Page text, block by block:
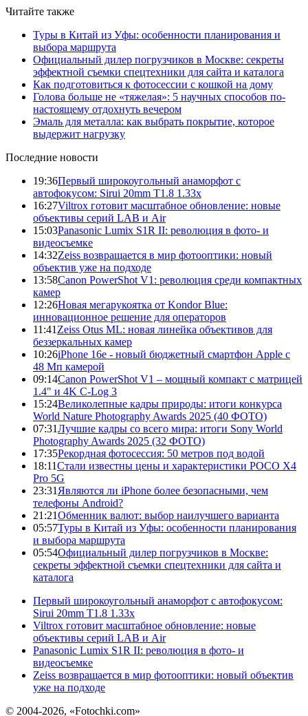
Читайте также
Туры в Китай из Уфы: особенности планирования и
выбора маршрута
Официальный дилер погрузчиков в Москве: секреты
эффектной съемки спецтехники для сайта и каталога
Как подготовиться к фотосессии с кошкой на дому
Голова больше не «тяжелая»: 5 научных способов по-
настоящему отдохнуть вечером
Эмаль для металла: как выбрать покрытие, которое
выдержит нагрузку
Последние новости
19:36Первый широкоугольный анаморфот с
автофокусом: Sirui 20mm T1.8 1.33x
16:27Viltrox готовит масштабное обновление: новые
объективы серий LAB и Air
15:03Panasonic Lumix S1R II: революция в фото- и
видеосъемке
14:32Zeiss возвращается в мир фотооптики: новый
объектив уже на подходе
13:58Canon PowerShot V1: революция среди компактных
камер
12:26Новая мегарукоятка от Kondor Blue:
инновационное решение для операторов
11:41 Zeiss Otus ML: новая линейка объективов для
беззеркальных камер
10:26iPhone 16e - новый бюджетный смартфон Apple с
48 Мп камерой
09:14Canon PowerShot V1 – мощный компакт с матрицей
1.4" и 4K C-Log 3
15:24Великолепные кадры природы: итоги конкурса
World Nature Photography Awards 2025 (40 ФОТО)
07:31Лучшие кадры со всего мира: итоги Sony World
Photography Awards 2025 (32 ФОТО)
17:35Рекордная фотосессия: 50 метров под водой
18:11Стали известны цены и характеристики POCO X4
Pro 5G
23:31 Являются ли iPhone более безопасными, чем
телефоны Android?
21:21Обменник валют: выбор наилучшего варианта
05:57Туры в Китай из Уфы: особенности планирования
и выбора маршрута
05:54Официальный дилер погрузчиков в Москве:
секреты эффектной съемки спецтехники для сайта и
каталога
Первый широкоугольный анаморфот с автофокусом:
Sirui 20mm T1.8 1.33x
Viltrox готовит масштабное обновление: новые
объективы серий LAB и Air
Panasonic Lumix S1R II: революция в фото- и
видеосъемке
Zeiss возвращается в мир фотооптики: новый объектив
уже на подходе
© 2004-2026, «Fotochki.com»